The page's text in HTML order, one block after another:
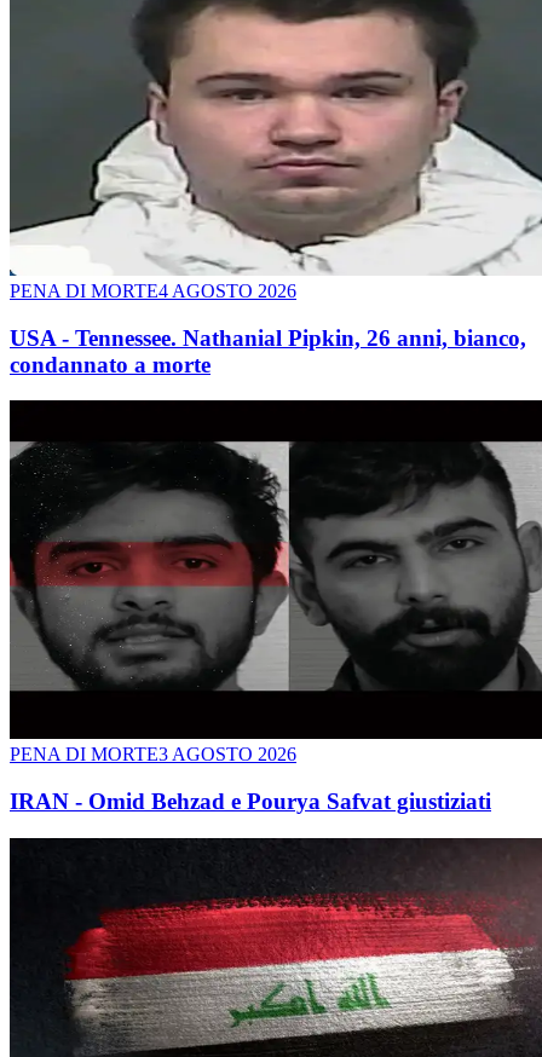
PENA DI MORTE4 AGOSTO 2026
USA - Tennessee. Nathanial Pipkin, 26 anni, bianco,
condannato a morte
PENA DI MORTE3 AGOSTO 2026
IRAN - Omid Behzad e Pourya Safvat giustiziati